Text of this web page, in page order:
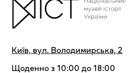
Київ, вул. Володимирська, 2
Щоденно з 10:00 до 18:00